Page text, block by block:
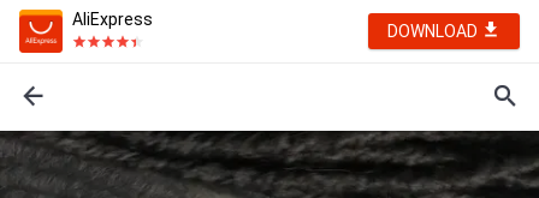
AliExpress
DOWNLOAD